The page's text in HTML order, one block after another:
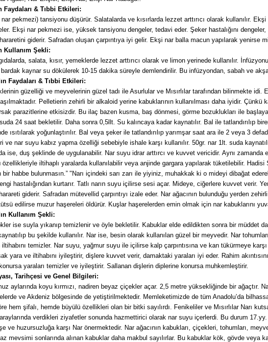
Faydaları & Tıbbi Etkileri:
pekmezi) tansiyonu düşürür. Salatalarda ve kısırlarda lezzet arttırıcı olarak kullanılır.
Ekşi nar pekmezi ise, yüksek tansiyonu dengeler, tedavi eder. Şeker hastalığını
giderir. Safradan oluşan çarpıntıya iyi gelir. Ekşi nar balla macun yapılarak yenirse
Kullanım Şekli:
salata, kısır, yemeklerde lezzet arttırıcı olarak ve limon yerinede kullanılır.
bardak kaynar su dökülerek 10-15 dakika süreyle demlendirilir. Bu infüzyondan, sabah ve
Faydaları & Tıbbi Etkileri:
güzelliği ve meyvelerinin güzel tadı ile Asurlular ve Mısırlılar tarafından bilinmekte idi.
Pelletierin zehirli bir alkaloid yerine kabuklarının kullanılması daha iyidir.
parazitlerine etkisizdir. Bu ilaç bazen kusma, baş dönmesi, görme bozuklukları ile
24 saat bekletilir. Daha sonra 0,5llt. Su kalıncaya kadar kaynatılır. Bal ile tatlandırılıp
ısıtılarak yoğunlaştırılır. Bal veya şeker ile tatlandırılıp yarımşar saat ara ile 2 veya 3
ve nar suyu kabız yapma özelliği sebebiyle ishale karşı kullanılır. 50gr. nar 1lt. suda
ise, duş şeklinde de uygulanabilir. Nar suyu idrar arttırcı ve kuvvet vericidir. Aynı
iltihaplı yaralarda kullanılabilir veya anjinde gargara yapılarak tüketilebilir.
bir habbe bulunmasın.” "Narı içindeki sarı zarı ile yiyiniz, muhakkak ki o mideyi dibağat
hastalığından kurtarır. Tatlı narın suyu içilirse sesi açar. Mideye, ciğerlere kuvvet verir.
giderir. Safradan mütevellid çarpıntıyı izale eder. Nar ağacının bulunduğu yerden
edilirse muzur haşereleri öldürür. Kuşlar haşerelerden emin olmak için nar kabuklarını
Kullanım Şekli:
ise suyla yıkanıp temizlenir ve öyle bekletilir. Kabuklar elde edildikten sonra bir müddet
bu şekilde kullanılır. Nar ise, besin olarak kullanılan güzel bir meyvedir. Nar
temizler. Nar suyu, yağmur suyu ile içilirse kalp çarpıntısına ve kan tükürmeye
yara ve iltihabını iyileştirir, dişlere kuvvet verir, damaktaki yaraları iyi eder. Rahim
yaraları temizler ve iyileştirir. Sallanan dişlerin diplerine konursa muhkemleştirir.
Tarihçesi ve Genel Bilgileri:
aylarında koyu kırmızı, nadiren beyaz çiçekler açar. 2,5 metre yüksekliğinde bir ağaçtır.
ve Akdeniz bölgesinde de yetiştirilmektedir. Memleketimizde de tüm Anadolu’da
hem şifalı, hemde büyülü özellikleri olan bir bitki sayılırdı. Fenikeliler ve Mısırlılar Narı
verdikleri ziyafetler sonunda hazmettirici olarak nar suyu içerlerdi. Bu durum
ve huzursuzluğa karşı Nar önermektedir. Nar ağacının kabukları, çiçekleri, tohumları,
mevsimi sonlarında alınan kabuklar daha makbul sayılırlar. Bu kabuklar kök, gövde veya